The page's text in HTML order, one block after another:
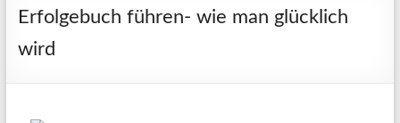
Erfolgebuch führen- wie man glücklich
wird